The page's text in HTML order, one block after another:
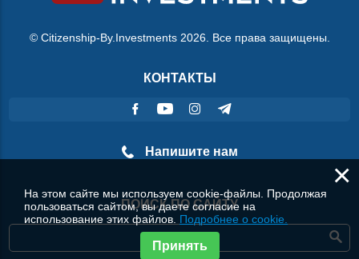
© Citizenship-By.Investments 2026. Все права защищены.
КОНТАКТЫ
Напишите нам
ПОИСК ПО САЙТУ
×
На этом сайте мы используем cookie-файлы. Продолжая
пользоваться сайтом, вы даете согласие на
использование этих файлов. Подробнее о cookie.
Принять